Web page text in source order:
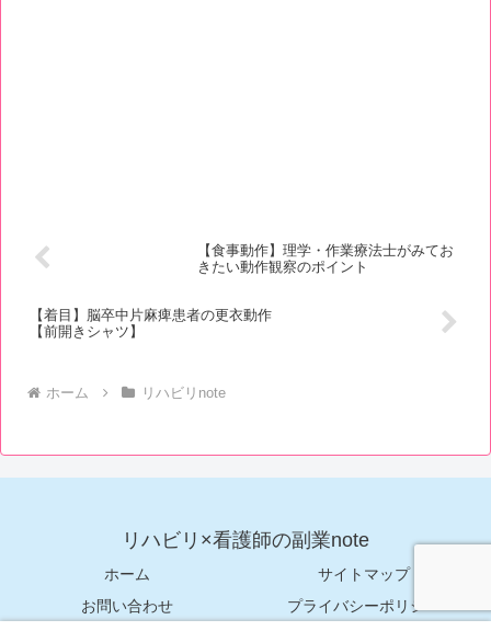
【食事動作】理学・作業療法士がみてお
きたい動作観察のポイント
【着目】脳卒中片麻痺患者の更衣動作
【前開きシャツ】
ホーム リハビリnote
リハビリ×看護師の副業note
ホーム
サイトマップ
お問い合わせ
プライバシーポリシー